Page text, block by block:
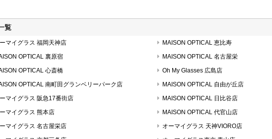
覧
マイグラス 福岡天神店
MAISON OPTICAL 恵比寿
OPTICAL 裏原宿
MAISON OPTICAL 名古屋栄
OPTICAL 心斎橋
Oh My Glasses 広島店
OPTICAL 南町田グランベリーパーク店
MAISON OPTICAL 自由が丘店
マイグラス 阪急17番街店
MAISON OPTICAL 日比谷店
マイグラス 熊本店
MAISON OPTICAL 代官山店
マイグラス 名古屋栄店
オーマイグラス 天神VIORO店